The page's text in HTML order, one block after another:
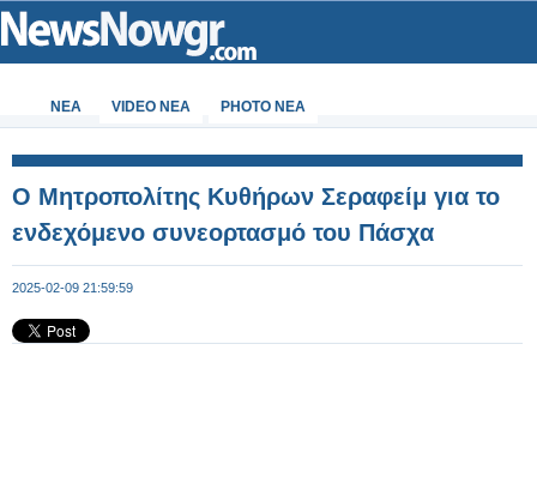
ΝΕΑ VIDEO NEA PHOTO NEA
Ο Μητροπολίτης Κυθήρων Σεραφείμ για το
ενδεχόμενο συνεορτασμό του Πάσχα
2025-02-09 21:59:59